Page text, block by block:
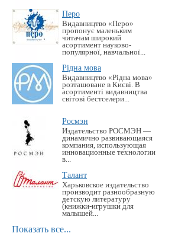
Перо
Видавництво «Перо»
пропонує маленьким
читачам широкий
асортимент науково-
популярної, навчальної...
Рідна мова
Видавництво «Рідна мова»
розташоване в Києві. В
асортименті видавництва
світові бестселери...
Росмэн
Издательство РОСМЭН —
динамично развивающаяся
компания, использующая
инновационные технологии
в...
Талант
Харьковское издательство
производит разнообразную
детскую литературу
(книжки-игрушки для
малышей...
Показать все...